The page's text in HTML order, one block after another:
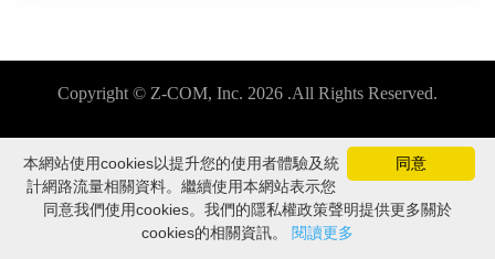
Copyright © Z-COM, Inc. 2026 .All Rights Reserved.
同意
本網站使用cookies以提升您的使用者體驗及統
計網路流量相關資料。繼續使用本網站表示您
同意我們使用cookies。我們的隱私權政策聲明提供更多關於
cookies的相關資訊。 閱讀更多